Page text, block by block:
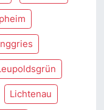
Lichtenau